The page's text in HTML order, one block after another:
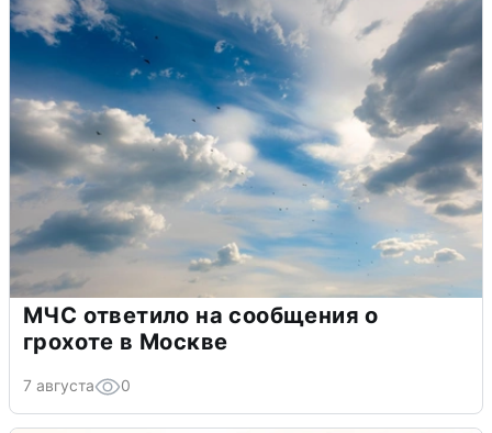
МЧС ответило на сообщения о
грохоте в Москве
7 августа 0